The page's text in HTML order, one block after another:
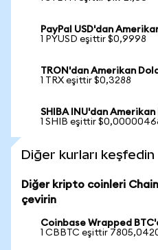
PayPal USD'dan
1 PYUSD eşittir $0,9998
TRON'dan Amerikan
1 TRX eşittir $0,3288
SHIBA INU'dan Amerikan
1 SHIB eşittir
Diğer kurları keşfedin
Diğer kripto coinleri
çevirin
Coinbase Wrapped
1 CBBTC eşittir